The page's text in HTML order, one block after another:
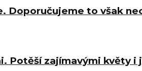
Doporučujeme to však
Potěší zajímavými květy i